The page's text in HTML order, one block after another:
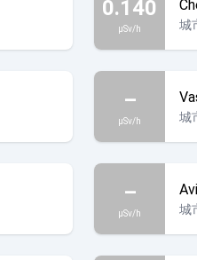
0.140
µSv/h 城
–
µSv/h 城
–
µSv/h 城